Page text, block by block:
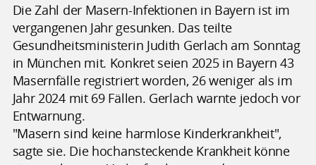
Die Zahl der Masern-Infektionen in Bayern ist im
vergangenen Jahr gesunken. Das teilte
Gesundheitsministerin Judith Gerlach am Sonntag
in München mit. Konkret seien 2025 in Bayern 43
Masernfälle registriert worden, 26 weniger als im
Jahr 2024 mit 69 Fällen. Gerlach warnte jedoch vor
Entwarnung.
"Masern sind keine harmlose Kinderkrankheit",
sagte sie. Die hochansteckende Krankheit könne